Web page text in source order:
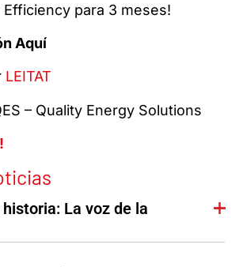
Efficiency para 3 meses!
Aquí
LEITAT
– Quality Energy Solutions
La voz de la